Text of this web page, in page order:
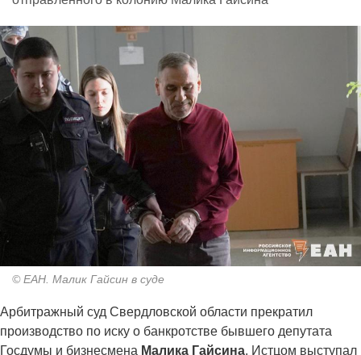
© ЕАН. Малик Гайсин в суде
Арбитражный суд Свердловской области прекратил
производство по иску о банкротстве бывшего депутата
Госдумы и бизнесмена Малика Гайсина. Истцом выступал